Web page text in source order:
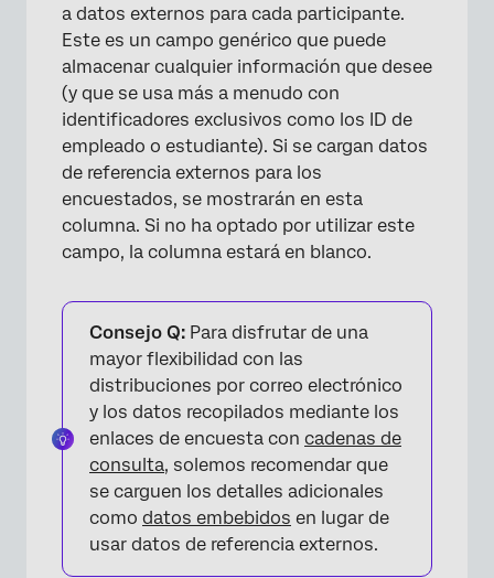
a datos externos para cada participante.
Este es un campo genérico que puede
almacenar cualquier información que desee
(y que se usa más a menudo con
identificadores exclusivos como los ID de
empleado o estudiante). Si se cargan datos
de referencia externos para los
encuestados, se mostrarán en esta
columna. Si no ha optado por utilizar este
campo, la columna estará en blanco.
Consejo Q: Para disfrutar de una
mayor flexibilidad con las
distribuciones por correo electrónico
y los datos recopilados mediante los
enlaces de encuesta con cadenas de
consulta, solemos recomendar que
se carguen los detalles adicionales
como datos embebidos en lugar de
usar datos de referencia externos.